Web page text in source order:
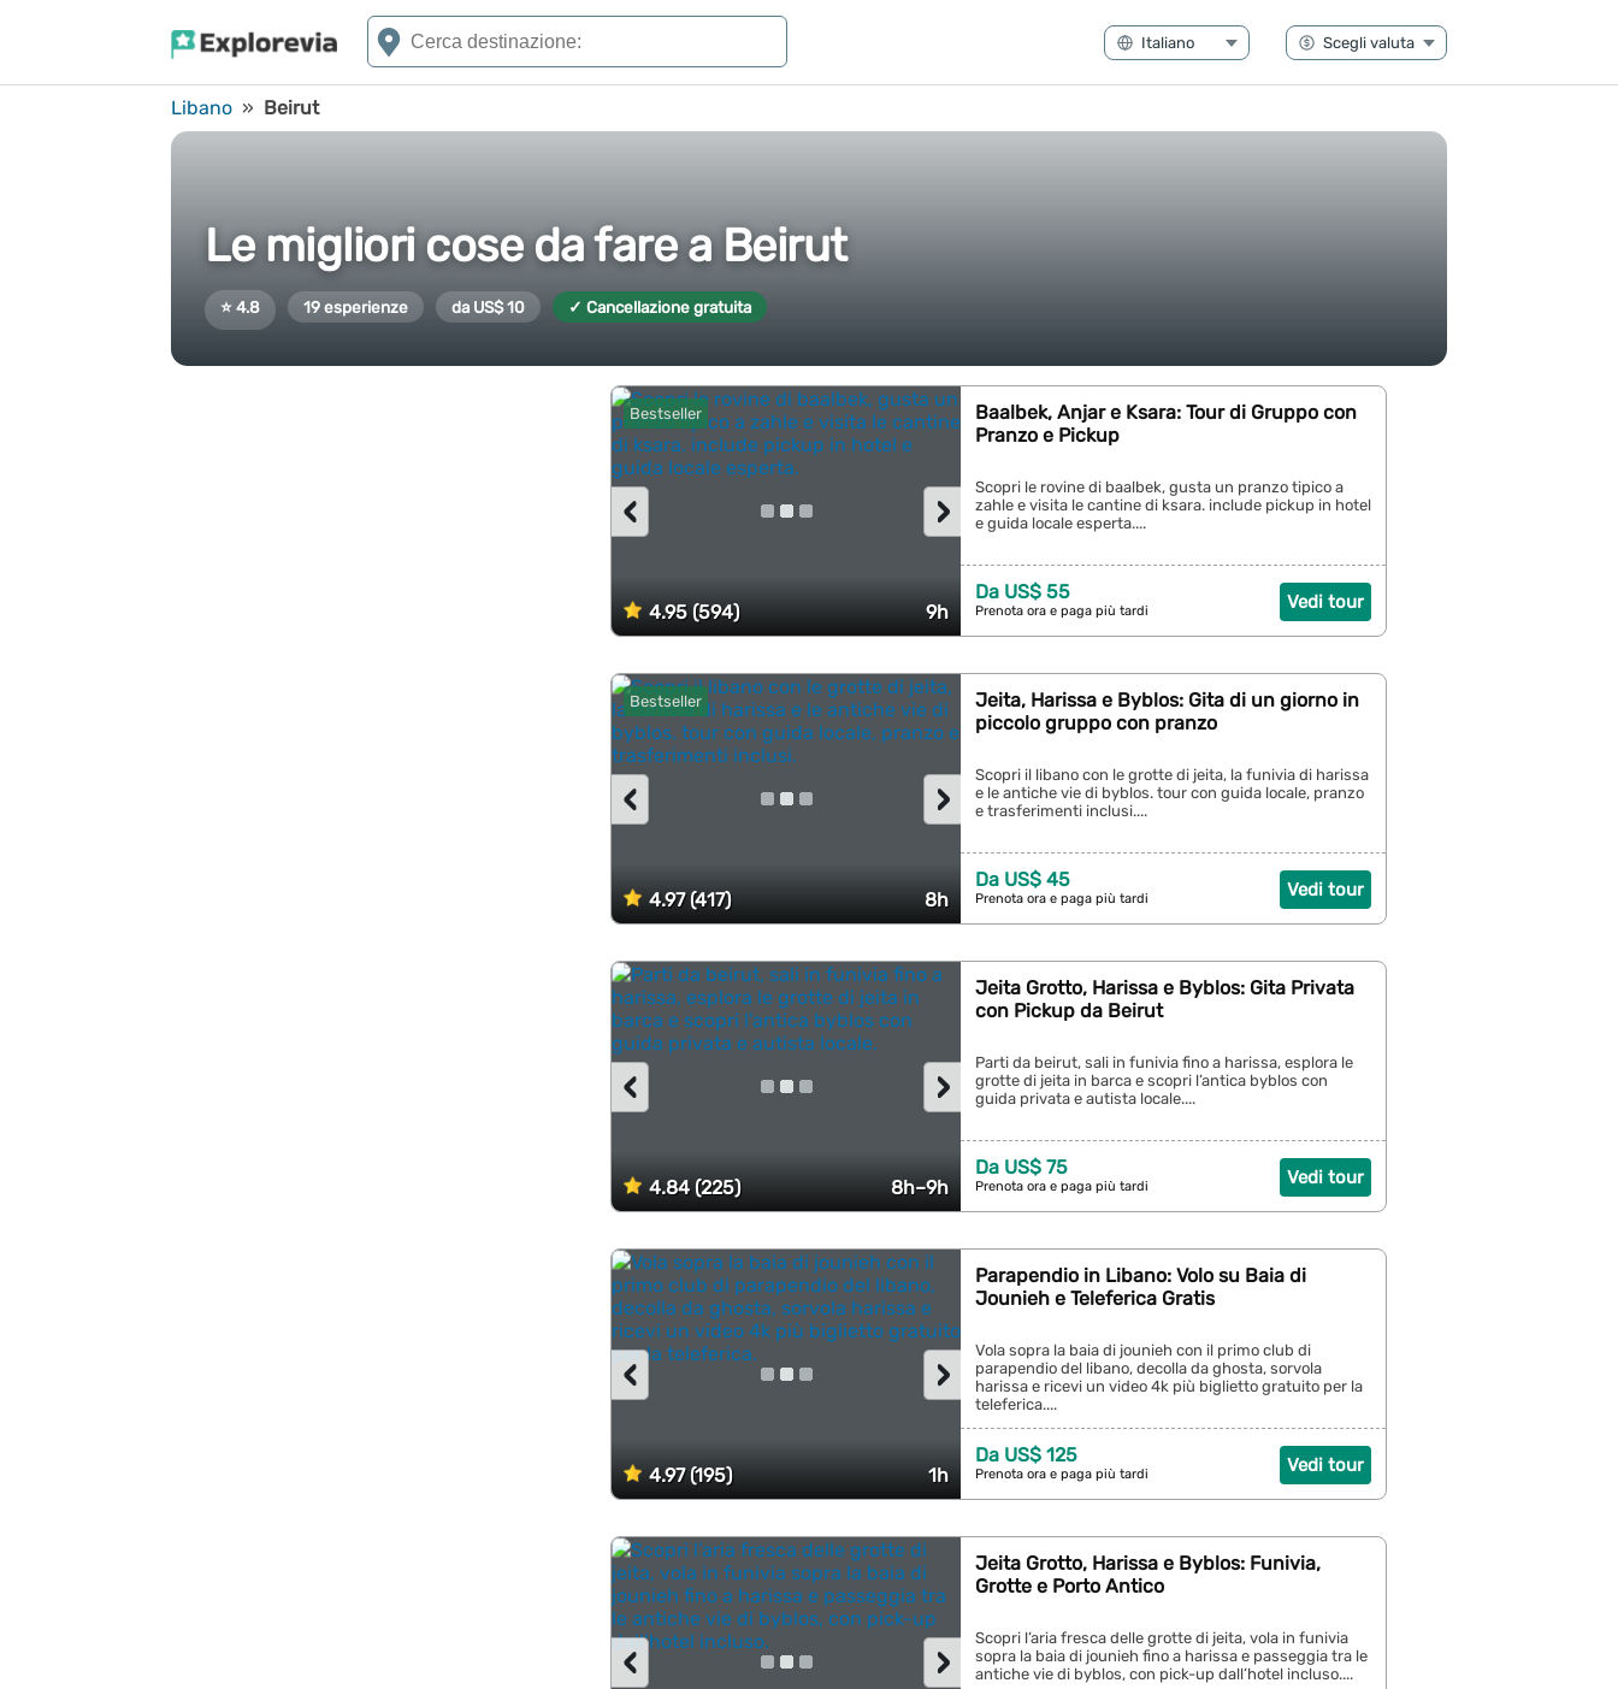
Libano » Beirut
Le migliori cose da fare a Beirut
⭐ 4.8 19 esperienze da US$ 10 ✓ Cancellazione gratuita
Bestseller
4.95 (594) 9h
›
‹
Baalbek, Anjar e Ksara: Tour di Gruppo con
Pranzo e Pickup
Scopri le rovine di baalbek, gusta un pranzo tipico a
zahle e visita le cantine di ksara. include pickup in hotel
e guida locale esperta....
Vedi tour
Da US$ 55
Prenota ora e paga più tardi
Bestseller
4.97 (417) 8h
›
‹
Jeita, Harissa e Byblos: Gita di un giorno in
piccolo gruppo con pranzo
Scopri il libano con le grotte di jeita, la funivia di harissa
e le antiche vie di byblos. tour con guida locale, pranzo
e trasferimenti inclusi....
Vedi tour
Da US$ 45
Prenota ora e paga più tardi
4.84 (225) 8h–9h
›
‹
Jeita Grotto, Harissa e Byblos: Gita Privata
con Pickup da Beirut
Parti da beirut, sali in funivia fino a harissa, esplora le
grotte di jeita in barca e scopri l’antica byblos con
guida privata e autista locale....
Vedi tour
Da US$ 75
Prenota ora e paga più tardi
4.97 (195) 1h
›
‹
Parapendio in Libano: Volo su Baia di
Jounieh e Teleferica Gratis
Vola sopra la baia di jounieh con il primo club di
parapendio del libano, decolla da ghosta, sorvola
harissa e ricevi un video 4k più biglietto gratuito per la
teleferica....
Vedi tour
Da US$ 125
Prenota ora e paga più tardi
›
‹
Jeita Grotto, Harissa e Byblos: Funivia,
Grotte e Porto Antico
Scopri l’aria fresca delle grotte di jeita, vola in funivia
sopra la baia di jounieh fino a harissa e passeggia tra le
antiche vie di byblos, con pick-up dall’hotel incluso....